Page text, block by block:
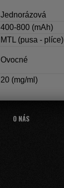
Jednorázová
400-800 (mAh)
MTL (pusa - plíce)
Ovocné
20 (mg/ml)
O NÁS